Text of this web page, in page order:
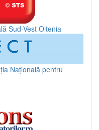
Sud-Vest Oltenia
Națională pentru